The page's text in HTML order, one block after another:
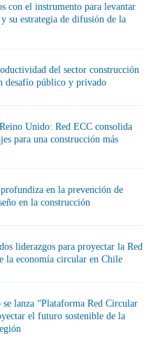
con el instrumento para levantar
su estrategia de difusión de la
del sector construcción
desafío público y privado
Unido: Red ECC consolida
para una construcción más
en la prevención de
en la construcción
liderazgos para proyectar la Red
la economía circular en Chile
lanza “Plataforma Red Circular
el futuro sostenible de la